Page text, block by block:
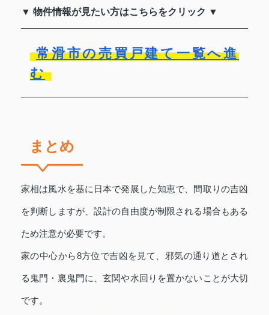
▼ 物件情報が見たい方はこちらをクリック ▼
常滑市の売買戸建て一覧へ進
む
まとめ
家相は風水を基に日本で発展した知恵で、間取りの吉凶
を判断しますが、設計の自由度が制限される場合もある
ため注意が必要です。
家の中心から8方位で吉凶を見て、邪気の通り道とされ
る鬼門・裏鬼門に、玄関や水回りを置かないことが大切
です。